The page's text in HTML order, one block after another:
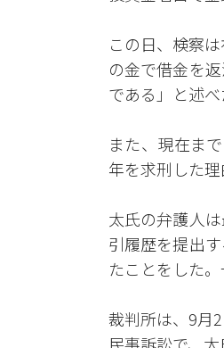
この日、検察
の金で借金を
である」と述べ
また、現在ま
年を求刑した理
太氏の弁護人
引履歴を提出
たことをした
裁判所は、9月